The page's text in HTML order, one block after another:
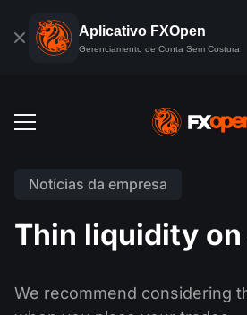
Aplicativo FXOpen
Gerenciamento de Conta Sem Costura
Conta Forex Demo
Comissões e swaps (rollovers)
Forex
Índices
Notícias da empresa
Thin liquidity
We recommend considering